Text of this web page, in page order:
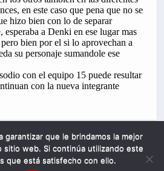
garantizar que le brindamos la mejor
sitio web. Si continúa utilizando este
que está satisfecho con ello.